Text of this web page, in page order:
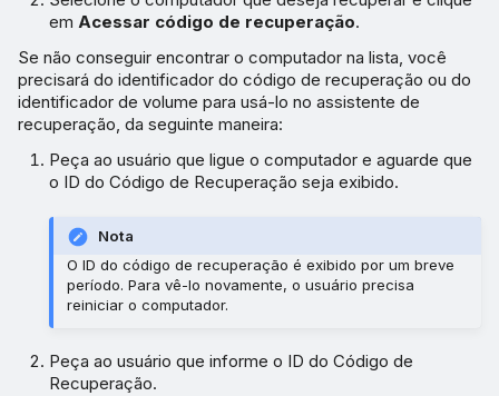
em Acessar código de recuperação.
Se não conseguir encontrar o computador na lista, você
precisará do identificador do código de recuperação ou do
identificador de volume para usá-lo no assistente de
recuperação, da seguinte maneira:
Peça ao usuário que ligue o computador e aguarde que
o ID do Código de Recuperação seja exibido.
Nota
O ID do código de recuperação é exibido por um breve
período. Para vê-lo novamente, o usuário precisa
reiniciar o computador.
Peça ao usuário que informe o ID do Código de
Recuperação.